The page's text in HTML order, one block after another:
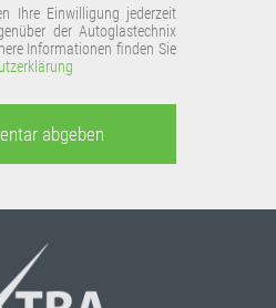
Ihre Einwilligung jederzeit
derAutoglastechnix
Informationen finden Sie
abgeben